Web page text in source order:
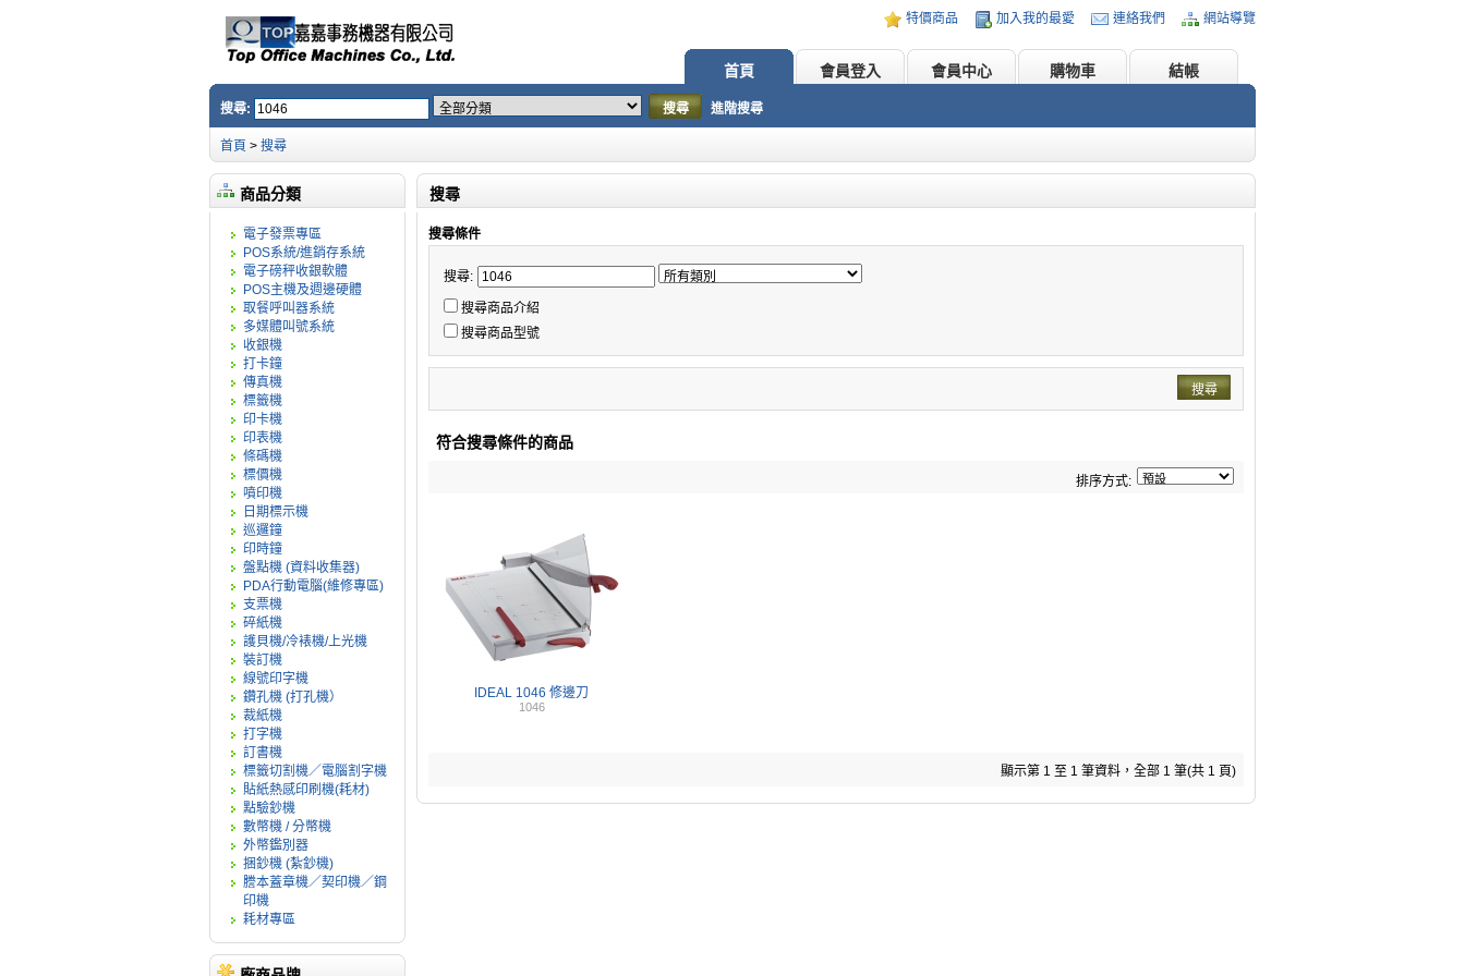
特價商品 加入我的最愛 連絡我們 網站導覽
首頁 會員登入 會員中心 購物車 結帳
搜尋: 搜尋 進階搜尋
首頁 > 搜尋
商品分類
電子發票專區
POS系統/進銷存系統
電子磅秤收銀軟體
POS主機及週邊硬體
取餐呼叫器系統
多媒體叫號系統
收銀機
打卡鐘
傳真機
標籤機
印卡機
印表機
條碼機
標價機
噴印機
日期標示機
巡邏鐘
印時鐘
盤點機 (資料收集器)
PDA行動電腦(維修專區)
支票機
碎紙機
護貝機/冷裱機/上光機
裝訂機
線號印字機
鑽孔機 (打孔機）
裁紙機
打字機
訂書機
標籤切割機／電腦割字機
貼紙熱感印刷機(耗材)
點驗鈔機
數幣機 / 分幣機
外幣鑑別器
捆鈔機 (紮鈔機)
謄本蓋章機／契印機／鋼
印機
耗材專區
搜尋
搜尋條件
搜尋:
搜尋商品介紹
搜尋商品型號
搜尋
符合搜尋條件的商品
排序方式:
IDEAL 1046 修邊刀
1046
顯示第 1 至 1 筆資料，全部 1 筆(共 1 頁)